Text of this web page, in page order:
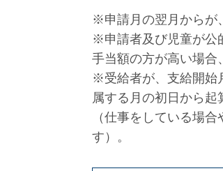
※申請月の翌月からが
※申請者及び児童が公
手当額の方が高い場合
※受給者が、支給開始
属する月の初日から
（仕事をしている場
す）。